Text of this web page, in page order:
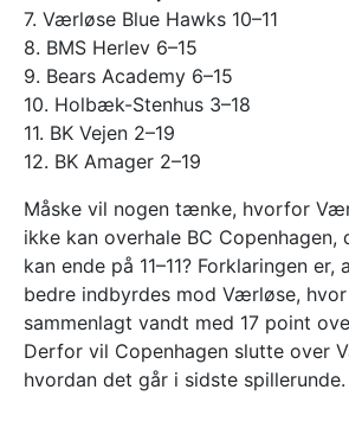
7. Værløse Blue Hawks 10–11
8. BMS Herlev 6–15
9. Bears Academy 6–15
10. Holbæk-Stenhus 3–18
11. BK Vejen 2–19
12. BK Amager 2–19
Måske vil nogen tænke, hvorfor
ikke kan overhale BC Copenhagen,
kan ende på 11–11? Forklaringen
bedre indbyrdes mod Værløse,
sammenlagt vandt med 17 point
Derfor vil Copenhagen slutte over
hvordan det går i sidste spillerunde.